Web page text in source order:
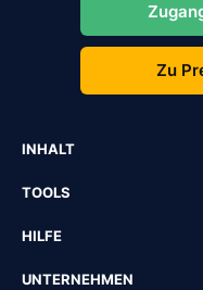
Zu
INHALT
TOOLS
HILFE
UNTERNEHMEN